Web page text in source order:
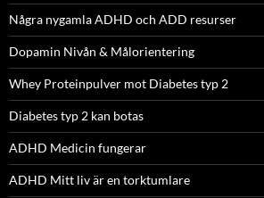
Några nygamla ADHD och ADD resurser
Dopamin Nivån & Målorientering
Whey Proteinpulver mot Diabetes typ 2
Diabetes typ 2 kan botas
ADHD Medicin fungerar
ADHD Mitt liv är en torktumlare